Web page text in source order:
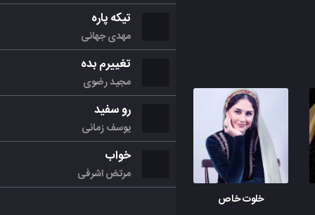
خلوت خاص
تیکه پاره
مهدی جهانی
تغییرم بده
مجید رضوی
رو سفید
یوسف زمانی
خواب
مرتض اشرفی